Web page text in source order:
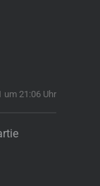
um 21:06 Uhr